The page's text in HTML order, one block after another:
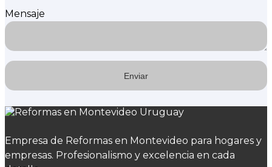
Mensaje
Empresa de Reformas en Montevideo para hogares y
empresas. Profesionalismo y excelencia en cada